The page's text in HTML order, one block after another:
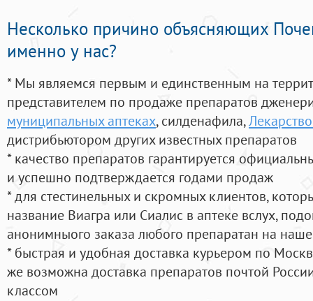
Несколько причино объясняющих
именно у нас?
* Мы являемся первым и единственным на
представителем по продаже препаратов
муниципальных аптеках, силденафила,
дистрибьютором других известных препаратов
* качество препаратов гарантируется
и успешно подтверждается годами продаж
* для стестинельных и скромных клиентов,
название Виагра или Сиалис в аптеке вслух,
анонимныого заказа любого препаратан на
* быстрая и удобная доставка курьером по
же возможна доставка препаратов почтой
классом